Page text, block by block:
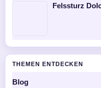
Felssturz
THEMEN ENTDECKEN
Blog